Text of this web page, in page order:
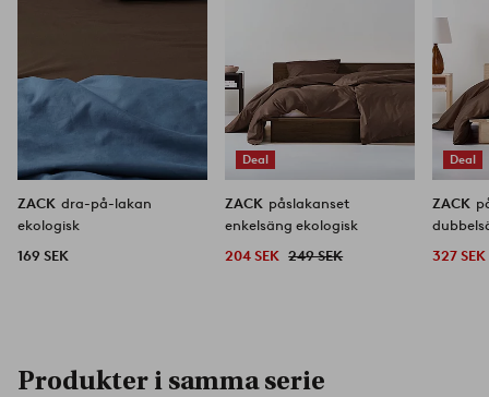
ZACK dra-på-lakan
ekologisk
169 SEK
Deal
ZACK påslakanset
enkelsäng ekologisk
204 SEK 249 SEK
Deal
ZACK
327 SEK
Produkter i samma serie